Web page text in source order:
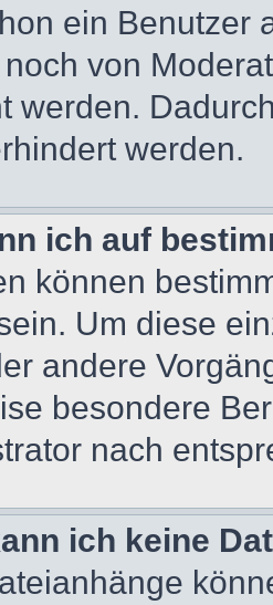
ein Benutzer
von
werden.
werden.
ich auf
können
Um diese
andere
besondere
nach
ich keine